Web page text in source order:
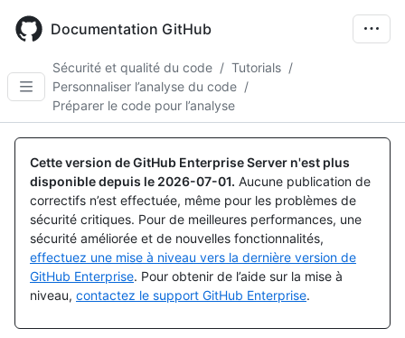
main
Documentation GitHub
Sécurité et qualité du code / Tutorials /
Personnaliser l’analyse du code /
Préparer le code pour l’analyse
Cette version de GitHub Enterprise Server n'est plus
disponible depuis le 2026-07-01. Aucune publication de
correctifs n’est effectuée, même pour les problèmes de
sécurité critiques. Pour de meilleures performances, une
sécurité améliorée et de nouvelles fonctionnalités,
effectuez une mise à niveau vers la dernière version de
GitHub Enterprise. Pour obtenir de l’aide sur la mise à
niveau, contactez le support GitHub Enterprise.